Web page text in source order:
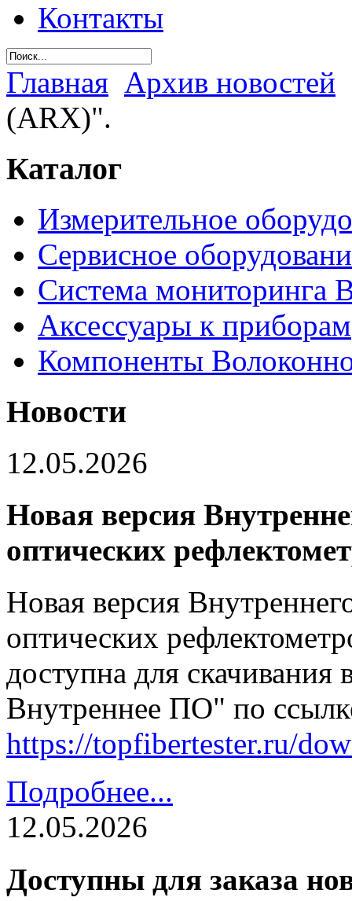
Контакты
Главная Архив новостей
(ARX)".
Каталог
Измерительное
Сервисное
Система мониторинга
Аксессуары к приборам
Компоненты
Новости
12.05.2026
Новая версия
оптических
Новая версия
оптических
доступна для
Внутреннее ПО" по
https://topfibertester.ru/
Подробнее...
12.05.2026
Доступны для заказа